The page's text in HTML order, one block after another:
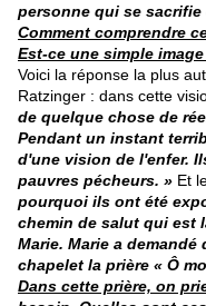
personne qui se
Comment comprendre
Est-ce une simple
Voici la réponse la plus
Ratzinger : dans cette
de quelque chose de
Pendant un instant
d'une vision de l'enfer.
pauvres pécheurs. » Et
pourquoi ils ont été
chemin de salut qui est
Marie. Marie a
chapelet la prière « Ô
Dans cette prière, on